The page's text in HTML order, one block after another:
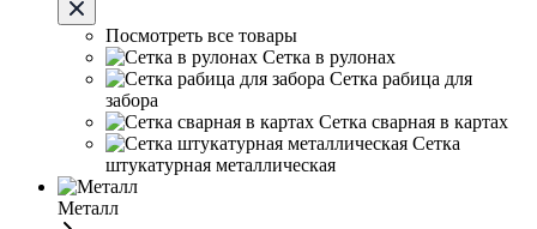
Посмотреть все товары
Сетка в рулонах
Сетка рабица для
забора
Сетка сварная в картах
Сетка
штукатурная металлическая
Металл